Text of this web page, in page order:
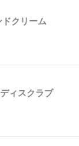
クリーム
ィスクラブ